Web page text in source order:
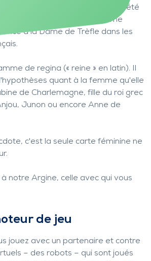
– de Funbridge. Ce nom lui a été
(Alexis Maugat et Jérôme
à la Dame de Trèfle dans les
de regina (« reine » en latin). Il
quant à la femme qu'elle
de Charlemagne, fille du roi grec
Junon ou encore Anne de
c'est la seule carte féminine ne
notre Argine, celle avec qui vous
de jeu
jouez avec un partenaire et contre
– des robots – qui sont joués